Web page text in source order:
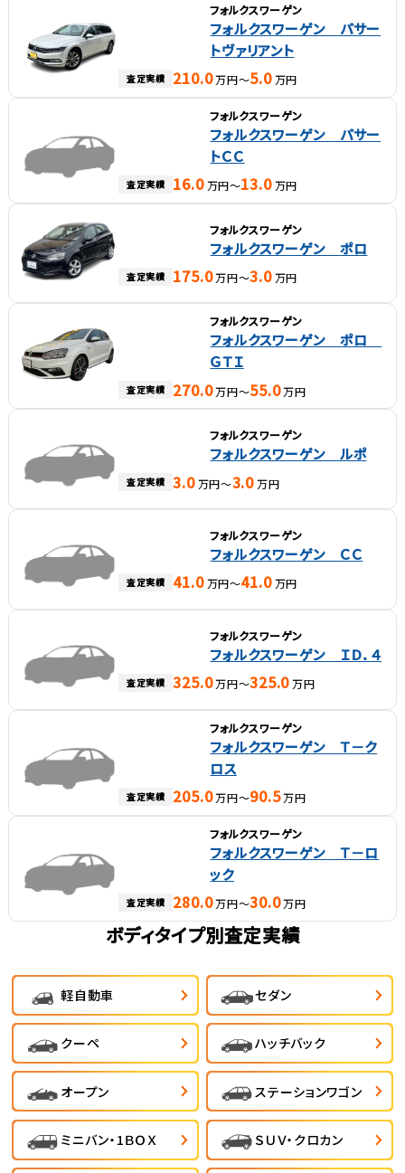
フォルクスワーゲン
フォルクスワーゲン パサー
トヴァリアント
査定実績 210.0万円～5.0万円
フォルクスワーゲン
フォルクスワーゲン パサー
トＣＣ
査定実績 16.0万円～13.0万円
フォルクスワーゲン
フォルクスワーゲン ポロ
査定実績 175.0万円～3.0万円
フォルクスワーゲン
フォルクスワーゲン ポロ
ＧＴＩ
査定実績 270.0万円～55.0万円
フォルクスワーゲン
フォルクスワーゲン ルポ
査定実績 3.0万円～3.0万円
フォルクスワーゲン
フォルクスワーゲン ＣＣ
査定実績 41.0万円～41.0万円
フォルクスワーゲン
フォルクスワーゲン ＩＤ．４
査定実績 325.0万円～325.0万円
フォルクスワーゲン
フォルクスワーゲン Ｔ－ク
ロス
査定実績 205.0万円～90.5万円
フォルクスワーゲン
フォルクスワーゲン Ｔ－ロ
ック
査定実績 280.0万円～30.0万円
ボディタイプ別査定実績
軽自動車 セダン
クーペ ハッチバック
オープン ステーションワゴン
ミニバン・1ＢＯＸ ＳＵＶ・クロカン